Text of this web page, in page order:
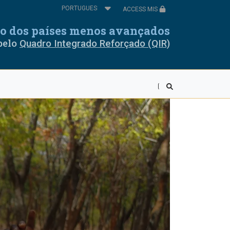
Select
your
ACCESS MIS
dos países menos avançados
Quadro Integrado Reforçado (QIR)
Mali
Ruanda
Leoa Somália
Togo